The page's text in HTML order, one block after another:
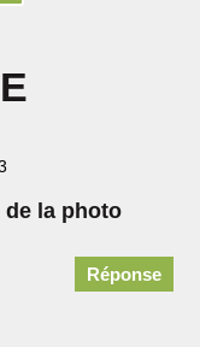
de la photo
Réponse